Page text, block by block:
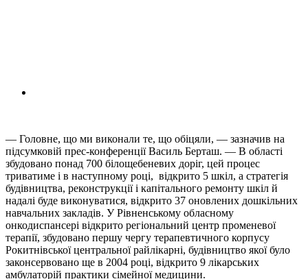
— Головне, що ми виконали те, що обіцяли, — зазначив на
підсумковій прес-конференції Василь Берташ. — В області
збудовано понад 700 білощебеневих доріг, цей процес
триватиме і в наступному році, відкрито 5 шкіл, а стратегія
будівництва, реконструкції і капітального ремонту шкіл й
надалі буде виконуватися, відкрито 37 оновлених дошкільних
навчальних закладів. У Рівненському обласному
онкодиспансері відкрито регіональний центр променевої
терапії, збудовано першу чергу терапевтичного корпусу
Рокитнівської центральної райлікарні, будівництво якої було
законсервовано ще в 2004 році, відкрито 9 лікарських
амбулаторій практики сімейної медицини.